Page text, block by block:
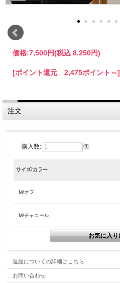
価格:7,500円(税込 8,250円)
[ポイント還元 2,475ポイント～]
注文
購入数: 個
サイズ/カラー
M/オフ
M/チャコール
返品についての詳細はこちら
お問い合わせ